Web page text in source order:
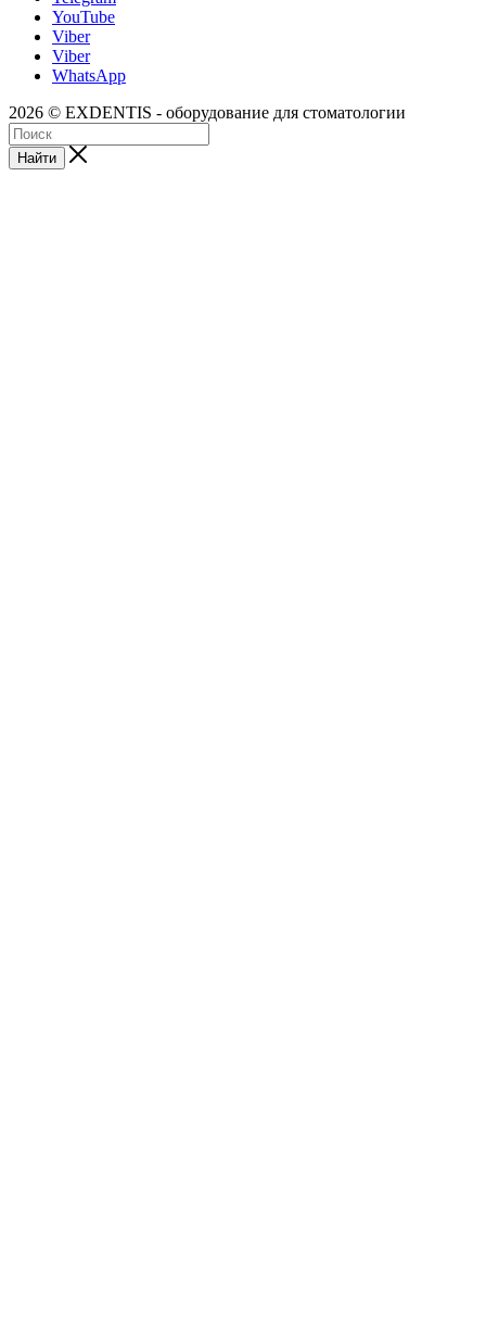
YouTube
Viber
Viber
WhatsApp
2026 © EXDENTIS - оборудование для стоматологии
Найти